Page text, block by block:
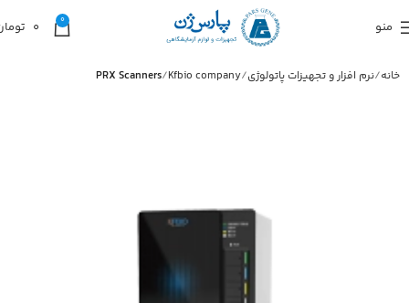
منو 0
0
خانه نرم افزار و تجهیزات پاتولوژی Kfbio company
PRX Scanners